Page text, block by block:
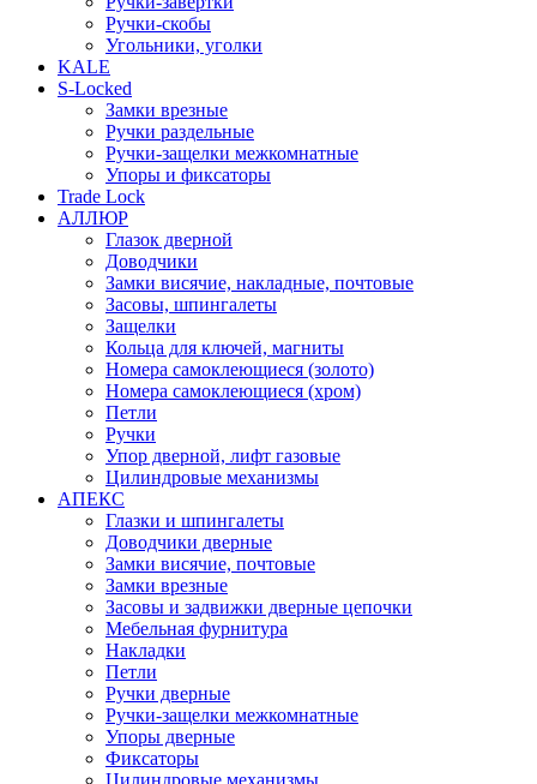
Ручки-скобы
Угольники, уголки
KALE
S-Locked
Замки врезные
Ручки раздельные
Ручки-защелки межкомнатные
Упоры и фиксаторы
Trade Lock
АЛЛЮР
Глазок дверной
Доводчики
Замки висячие, накладные, почтовые
Засовы, шпингалеты
Защелки
Кольца для ключей, магниты
Номера самоклеющиеся (золото)
Номера самоклеющиеся (хром)
Петли
Ручки
Упор дверной, лифт газовые
Цилиндровые механизмы
АПЕКС
Глазки и шпингалеты
Доводчики дверные
Замки висячие, почтовые
Замки врезные
Засовы и задвижки дверные цепочки
Мебельная фурнитура
Накладки
Петли
Ручки дверные
Ручки-защелки межкомнатные
Упоры дверные
Фиксаторы
Цилиндровые механизмы